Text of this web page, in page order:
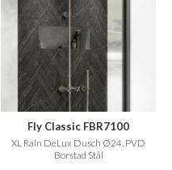
Fly Classic FBR7100
XL Rain DeLux Dusch Ø24, PVD
Borstad Stål